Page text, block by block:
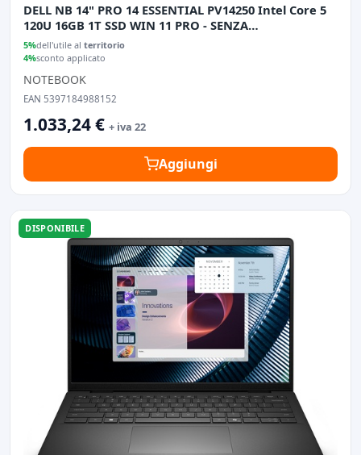
DELL NB 14" PRO 14 ESSENTIAL PV14250 Intel Core 5
120U 16GB 1T SSD WIN 11 PRO - SENZA
ALIMENTATORE
5%dell'utile al territorio
4%sconto applicato
NOTEBOOK
EAN 5397184988152
1.033,24 € + iva 22
Aggiungi
DISPONIBILE